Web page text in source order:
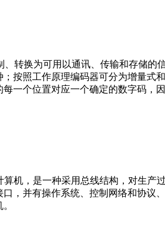
、转换为可用以通讯、传输和存储
按照工作原理编码器可分为增量
一个位置对应一个确定的数字码，
算机，是一种采用总线结构，对
，并有操作系统、控制网络和协